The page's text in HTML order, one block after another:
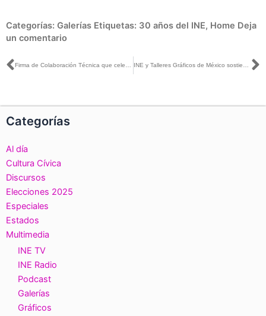
Categorías: Galerías Etiquetas: 30 años del INE, Home Deja
un comentario
Ant
Categorías
Al día
Cultura Cívica
Discursos
Elecciones 2025
Especiales
Estados
Multimedia
INE TV
INE Radio
Podcast
Galerías
Gráficos